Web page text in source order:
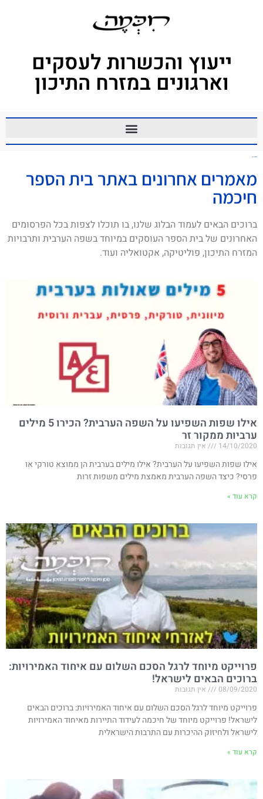
ייעוץ והכשרות לעסקים
וארגונים במזרח התיכון
הפלסטינים
מאמרים אחרונים באתר בית הספר
חיכמה
ברוכים הבאים לעמוד הבלוג שלנו, בו תוכלו לצפות בכל הפרסומים
האחרונים של בית הספר העוסקים במיוחד בשפה הערבית ותרבויות
המזרח התיכון, פוליטיקה, אקטואליה ועוד.
אילו שפות השפיעו על השפה הערבית? הכירו 5 מילים
ערביות ממקור זר
14/10/2020 אין תגובות
אילו שפות השפיעו על הערבית? אילו מילים בערבית הן ממוצא טורקי או
פרסי? כיצד השפה הערבית מאמצת מילים משפות זרות
קרא עוד »
פרוייקט מיוחד לרגל הסכם השלום עם איחוד האמירויות​:
ברוכים הבאים לישראל!
08/09/2020 אין תגובות
פרוייקט מיוחד לרגל הסכם השלום עם איחוד האמירויות​: ברוכים הבאים
לישראל! פרוייקט מיוחד של חיכמה לעידוד התיירות מאיחוד האמירויות
לישראל ולחיזוק ההיכרות עם התרבות הישראלית
קרא עוד »